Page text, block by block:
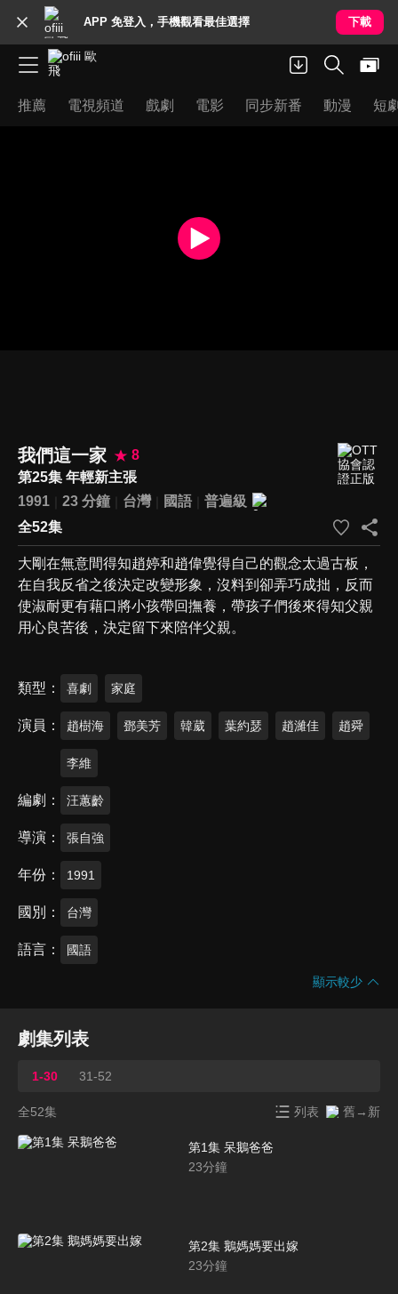
APP 免登入，手機觀看最佳選擇 下載
推薦 電視頻道 戲劇 電影 同步新番 動漫 短
我們這一家
8
第25集 年輕新主張
1991
23 分鐘 台灣 國語
普遍級
全52集
大剛在無意間得知趙婷和趙偉覺得自己的觀念太過古板，
在自我反省之後決定改變形象，沒料到卻弄巧成拙，反而
使淑耐更有藉口將小孩帶回撫養，帶孩子們後來得知父親
用心良苦後，決定留下來陪伴父親。
類型 喜劇 家庭
演員 趙樹海 鄧美芳 韓葳 葉約瑟 趙濰佳 趙舜
李維
編劇 汪蕙齡
導演 張自強
年份 1991
國別 台灣
語言 國語
顯示較少
劇集列表
1-30 31-52
全52集 列表 舊→新
第1集 呆鵝爸爸
23分鐘
第2集 鵝媽媽要出嫁
23分鐘